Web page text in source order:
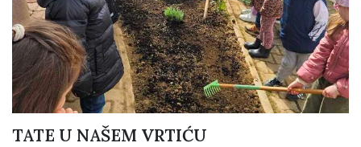
TATE U NAŠEM VRTIĆU